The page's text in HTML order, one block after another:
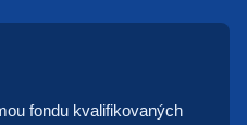
fondu kvalifikovaných